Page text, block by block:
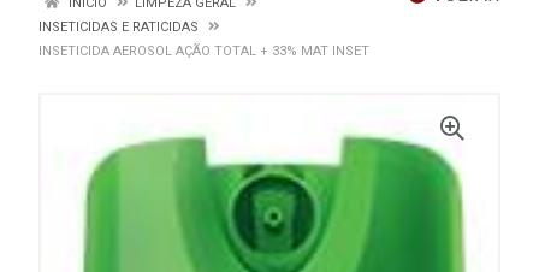
INSETICIDAS E RATICIDAS
INSETICIDA AEROSOL AÇÃO TOTAL + 33% MAT INSET